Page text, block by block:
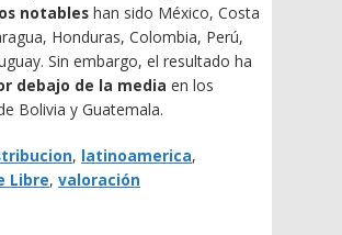
notables han sido México, Costa
Honduras, Colombia, Perú,
Sin embargo, el resultado ha
debajo de la media en los
Bolivia y Guatemala.
, latinoamerica,
Libre, valoración